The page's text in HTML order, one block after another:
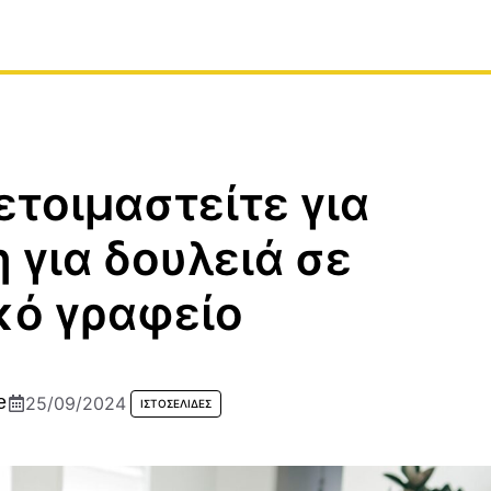
για
δουλειά σε
γραφείο
25/09/2024 ΙΣΤΟΣΕΛΊΔΕΣ